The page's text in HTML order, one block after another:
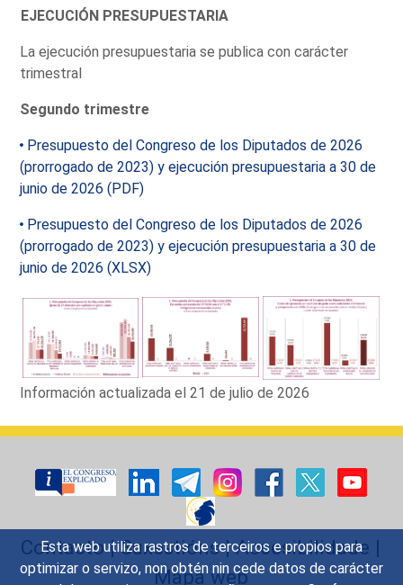
Esta web utiliza rastros de terceiros e propios para
optimizar o servizo, non obtén nin cede datos de carácter
EJECUCIÓN PRESUPUESTARIA
La ejecución presupuestaria se publica con carácter
trimestral
Segundo trimestre
Presupuesto del Congreso de los Diputados de 2026
(prorrogado de 2023) y ejecución presupuestaria a 30 de
junio de 2026 (PDF)
Presupuesto del Congreso de los Diputados de 2026
(prorrogado de 2023) y ejecución presupuestaria a 30 de
junio de 2026 (XLSX)
Información actualizada el 21 de julio de 2026
Contacto|Suxestións|Accesibilidade |
Mapa web